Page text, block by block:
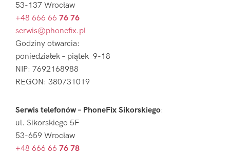
53-137 Wrocław
+48 666 66 76 76
serwis@phonefix.pl
Godziny otwarcia:
poniedziałek – piątek 9-18
NIP: 7692168988
REGON: 380731019
Serwis telefonów – PhoneFix Sikorskiego:
ul. Sikorskiego 5F
53-659 Wrocław
+48 666 66 76 78